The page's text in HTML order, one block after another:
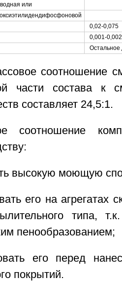
или
0,02-0,075
0,001-
Остальное
соотношение
части состава к
составляет 24,5:1.
соотношение
высокую моющую
его на агрегатах
типа,
пенообразованием;
его перед
покрытий.